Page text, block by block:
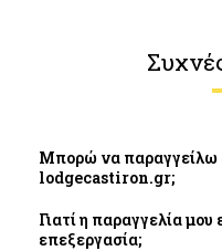
Μπορώ να
lodgecastiron.gr;
Γιατί η παραγγελία
επεξεργασία;